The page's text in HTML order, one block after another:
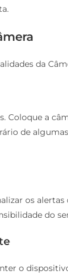
da
Coloque a
de
os
do
o